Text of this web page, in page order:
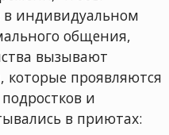
индивидуальном
общения,
вызывают
проявляются
и
в приютах: